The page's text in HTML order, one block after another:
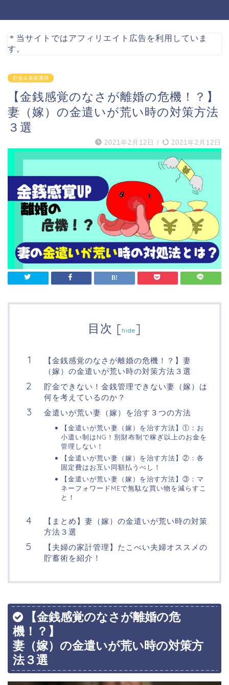
＊当サイトではアフィリエイト広告を利用していま
す。
貯金＆資産運用
【金銭感覚のなさが離婚の危機！？】
妻（嫁）の金遣いが荒い時の対策方法
３選
2021年2月12日 / 2021年2月12日
目次 [hide]
【金銭感覚のなさが離婚の危機！？】妻
（嫁）の金遣いが荒い時の対策方法３選
貯金できない！金銭管理できない妻（嫁）は
何を考えているのか？
金遣いが荒い妻（嫁）を治す３つの方法
【金遣いが荒い妻（嫁）を治す方法】①：お
小遣い制はNG！別財布制で稼ぎ以上のお金を
管理しない！
【金遣いが荒い妻（嫁）を治す方法】②：各
固定費はお互い同額払うべし！
【金遣いが荒い妻（嫁）を治す方法】③：マ
ネーフォワードMEで無駄な買い物を減らすこ
と！
【まとめ】妻（嫁）の金遣いが荒い時の対策
方法３選
【夫婦の家計管理】たこべい夫婦オススメの
貯蓄術を紹介！
【金銭感覚のなさが離婚の危
機！？】
妻（嫁）の金遣いが荒い時の対策方
法３選